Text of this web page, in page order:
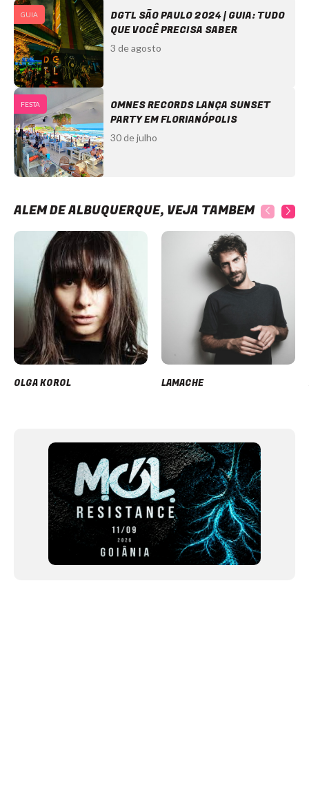
GUIA
DGTL SÃO PAULO 2024 | GUIA: TUDO
QUE VOCÊ PRECISA SABER
3 de agosto
FESTA
OMNES RECORDS LANÇA SUNSET
PARTY EM FLORIANÓPOLIS
30 de julho
ALÉM DE ALBUQUERQUE, VEJA TAMBÉM
OLGA KOROL LAMACHE